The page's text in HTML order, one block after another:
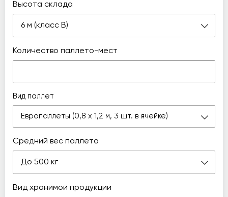
Высота склада
6 м (класс В)
Количество паллето-мест
Вид паллет
Европаллеты (0,8 х 1,2 м, 3 шт. в ячейке)
Средний вес паллета
До 500 кг
Вид хранимой продукции